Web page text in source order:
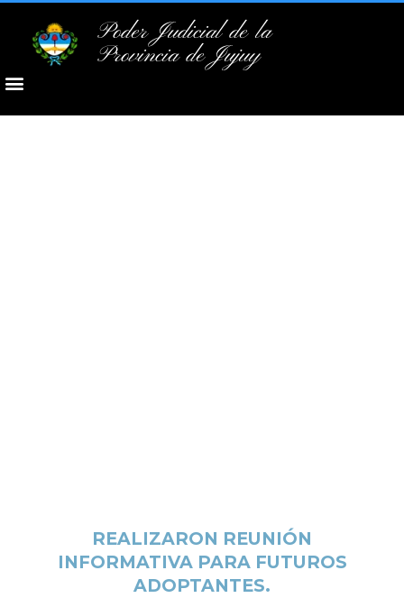
Poder Judicial de la
Provincia de Jujuy
REALIZARON REUNIÓN
INFORMATIVA PARA FUTUROS
ADOPTANTES.